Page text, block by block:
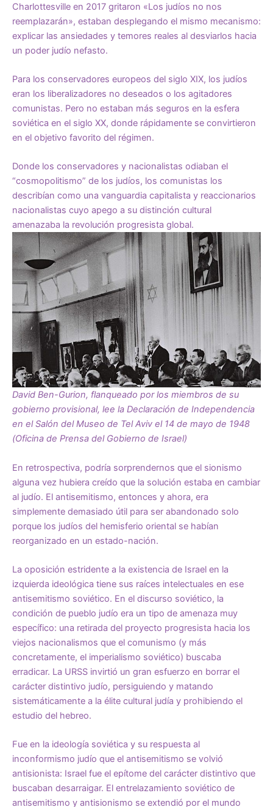
Charlottesville en 2017 gritaron «Los judíos no nos
reemplazarán», estaban desplegando el mismo mecanismo:
explicar las ansiedades y temores reales al desviarlos hacia
un poder judío nefasto.
Para los conservadores europeos del siglo XIX, los judíos
eran los liberalizadores no deseados o los agitadores
comunistas. Pero no estaban más seguros en la esfera
soviética en el siglo XX, donde rápidamente se convirtieron
en el objetivo favorito del régimen.
Donde los conservadores y nacionalistas odiaban el
“cosmopolitismo” de los judíos, los comunistas los
describían como una vanguardia capitalista y reaccionarios
nacionalistas cuyo apego a su distinción cultural
amenazaba la revolución progresista global.
David Ben-Gurion, flanqueado por los miembros de su
gobierno provisional, lee la Declaración de Independencia
en el Salón del Museo de Tel Aviv el 14 de mayo de 1948
(Oficina de Prensa del Gobierno de Israel)
En retrospectiva, podría sorprendernos que el sionismo
alguna vez hubiera creído que la solución estaba en cambiar
al judío. El antisemitismo, entonces y ahora, era
simplemente demasiado útil para ser abandonado solo
porque los judíos del hemisferio oriental se habían
reorganizado en un estado-nación.
La oposición estridente a la existencia de Israel en la
izquierda ideológica tiene sus raíces intelectuales en ese
antisemitismo soviético. En el discurso soviético, la
condición de pueblo judío era un tipo de amenaza muy
específico: una retirada del proyecto progresista hacia los
viejos nacionalismos que el comunismo (y más
concretamente, el imperialismo soviético) buscaba
erradicar. La URSS invirtió un gran esfuerzo en borrar el
carácter distintivo judío, persiguiendo y matando
sistemáticamente a la élite cultural judía y prohibiendo el
estudio del hebreo.
Fue en la ideología soviética y su respuesta al
inconformismo judío que el antisemitismo se volvió
antisionista: Israel fue el epítome del carácter distintivo que
buscaban desarraigar. El entrelazamiento soviético de
antisemitismo y antisionismo se extendió por el mundo